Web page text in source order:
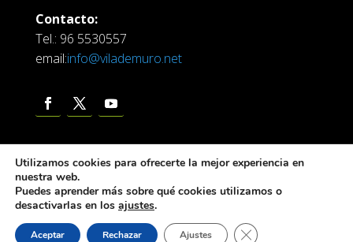
Contacto:
Tel.: 96 5530557
email:info@vilademuro.net
Web desarrollada por el Servicio de Informatica de
Diputación de Alicante
Utilizamos cookies para ofrecerte la mejor experiencia en
nuestra web.
Puedes aprender más sobre qué cookies utilizamos o
desactivarlas en los ajustes.
Aceptar Rechazar Ajustes Cerrar el banner de